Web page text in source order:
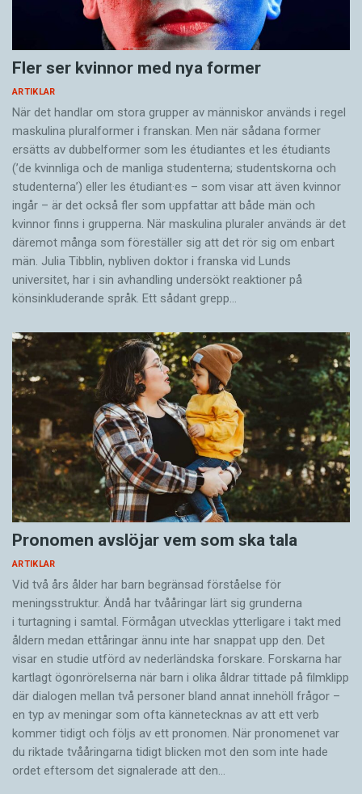
ingen erfarenhet av katter. Forskarna
undersökte deltagarnas förmåga att förstå
enstaka kattläten samt serier av läten som
katter använder i en viss situation, exempelvis
när de vill gå ut. Det visade sig att vi har lättare
att tolka katternas önskemål när de upprepar
sitt budskap. För katterna verkar det alltså löna
sig att tjata.
Fotnot: Den här artikeln har tidigare publicerats
i Forskning & Framsteg 3/2017.
Tjuvlyssning banar väg för
Enkelriktad tjuvlyssningFågeln varnar sin partner
för rovfågeln. Lemuren tjuvlyssnar och gynnas
också av varningen. Men det sker inget samarbete.
Vår tamkatt härstammar troligtvis från en
vildkatt som lever i Afrika, falbkatten. Det är en
ensamlevande art. Därför kan vi förvänta oss
att tamkatten – på samma sätt som
lepilemuren – har ganska dåliga förutsättningar
för kommunikation med andra arter. Men
samtidigt har flera tusen år av samlevnad med
oss människor gjort katten avsevärt mer social
och pratsam än sin föregångare. Spinnandet är
ett exempel på det.
Katters spinnande innehåller mer information
än vad man kan tro. Vi förknippar vanligtvis
ljudet med trygghet och välbefinnande. Men
vissa katthonor spinner medan de föder ungar. I
sådana situationer betyder spinnandet ungefär
”stanna hos mig, jag behöver dig här”.
Katter kan också smyga in subtila budskap i sitt
spinnande. En studie vid Sussex university i
Storbritannien visar att katter som vill ha mat
spinner på ett mer påträngande och mindre
behagligt sätt jämfört med deras vanliga läte.
Den här sortens spinnande har röstliknande
inslag, med samma frekvenser som
spädbarnsgråt.
Både jamande och spinnande är ljud som
kattungar använder när de kommunicerar med
sina mammor, men vuxna katter använder sällan
dessa ljud när de pratar med varandra. Detta
indikerar att vuxna katter betraktar oss som en
sorts föräldrar – och därför använder sitt
bebisspråk när de kommunicerar med oss.
Fler ser kvinnor med nya former
ARTIKLAR
När det handlar om stora grupper av människor används i regel
maskulina pluralformer i franskan. Men när sådana ­former
ersätts av dubbel­former som les étudiantes et les étudiants
(’de kvinnliga och de manliga studenterna; studentskorna och
studenterna’) eller les étudiant·es – som visar att även kvinnor
ingår – är det också fler som uppfattar att både män och
kvinnor finns i grupperna. När maskulina pluraler används är det
där­emot många som föreställer sig att det rör sig om enbart
män. Julia Tibblin, nybliven doktor i franska vid Lunds
universitet, har i sin avhandling undersökt reaktioner på
könsinkluderande språk. Ett sådant grepp…
Pronomen avslöjar vem som ska tala
ARTIKLAR
Vid två års ålder har barn begränsad förståelse för
meningsstruktur. Ändå har tvååringar lärt sig grunderna
i turtagning i samtal. Förmågan utvecklas ytterligare i takt med
åldern medan ettåringar ännu inte har snappat upp den. Det
visar en studie utförd av nederländska forskare. Forskarna har
kartlagt ögonrörelserna när barn i olika åldrar tittade på filmklipp
där dialogen mellan två personer bland annat innehöll frågor –
en typ av meningar som ofta kännetecknas av att ett verb
kommer tidigt och följs av ett pronomen. När pronomenet var
du riktade tvååringarna tidigt blicken mot den som inte hade
ordet eftersom det ­signalerade att den…